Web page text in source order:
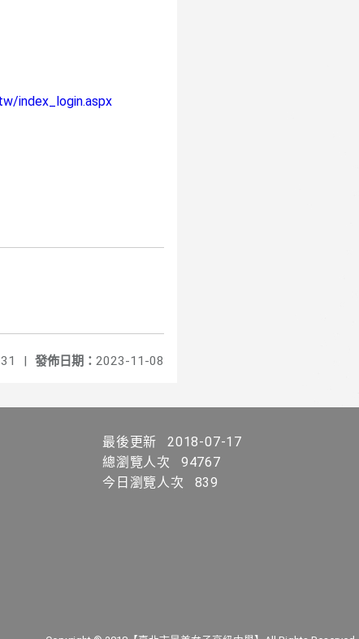
index_login.aspx
發佈日期： 2023-11-08
|
最後更新
2018-07-17
總瀏覽人次
94767
今日瀏覽人次
839